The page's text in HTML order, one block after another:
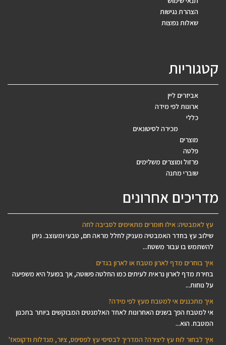
הצהרת נגישות
שאלות נפוצות
קטגוריות
אביזרים ליין
ארונות לפי מידה
כללי
מכירה לסיטונאים
מוצרים
פלטה
פרזול ומוצרים משלימים
שוברי מתנה
מדריכים אחרונים
עץ לאמבטיה: אילו חומרים מתאימים לסביבה לחה
שילוב עץ בחדר האמבטיה מעניק לחלל מראה חם, טבעי ומעוצב. ניתן
להשתמש בו עבור משטח...
איך בוחרים מדף לארון מטבח או לארון בגדים
בחירת מדף לארון נראית לעיתים כמו החלטה פשוטה, אך בפועל היא משפיעה
על נוחות...
איך מתכננים אי למטבח מעץ לפי מידה?
אי למטבח הפך בשנים האחרונות לאחד האלמנטים המבוקשים ביותר בתכנון
המטבח. הוא...
איך לבחור לוח עץ ליצירה? המדריך לבסיסי עץ לפסיפס, ציור, מנדלות ודקופאז'